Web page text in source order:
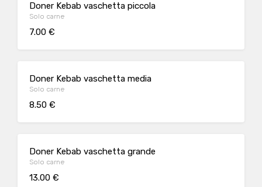
Doner Kebab vaschetta piccola
Solo carne
7.00 €
Doner Kebab vaschetta media
Solo carne
8.50 €
Doner Kebab vaschetta grande
Solo carne
13.00 €